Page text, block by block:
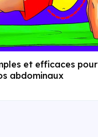
et efficaces pour
abdominaux